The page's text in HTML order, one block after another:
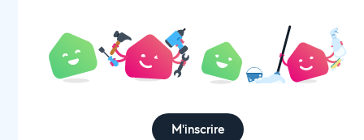
M'inscrire